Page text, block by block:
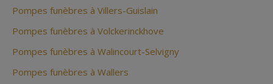
Pompes funèbres à Villers-Guislain
Pompes funèbres à Volckerinckhove
Pompes funèbres à Walincourt-Selvigny
Pompes funèbres à Wallers